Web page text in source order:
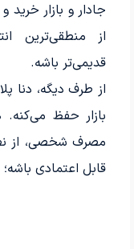
جادار و بازار
از منطقی‌ترین
قدیمی‌تر باشه.
از طرف دیگه، دنا
بازار حفظ
مصرف شخصی، از
قابل اعتمادی